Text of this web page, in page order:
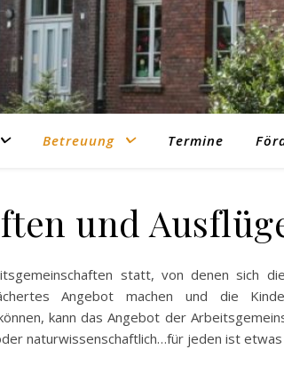
Betreuung Termine
und
statt, von denen sich
Angebot machen und die
kann das Angebot der
naturwissenschaftlich…für jeden ist etwas